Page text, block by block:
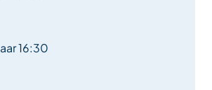
16:30